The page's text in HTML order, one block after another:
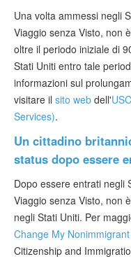
Una volta ammessi negli
Viaggio senza Visto, non
oltre il periodo iniziale di
Stati Uniti entro tale
informazioni sul
visitare il sito web dell'
Services).
Un cittadino
status dopo essere
Dopo essere entrati negli
Viaggio senza Visto, non
negli Stati Uniti. Per
Change My
Citizenship and